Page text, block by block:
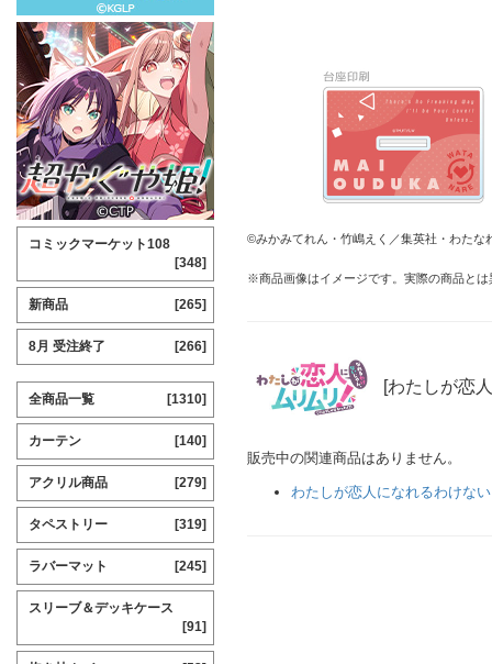
©みかみてれん・竹嶋えく／集英社・わたな
※商品画像はイメージです。実際の商品と
[わたしが恋
販売中の関連商品はありません。
わたしが恋人になれるわけな
コミックマーケット108
[348]
新商品 [265]
8月 受注終了 [266]
全商品一覧 [1310]
カーテン [140]
アクリル商品 [279]
タペストリー [319]
ラバーマット [245]
スリーブ＆デッキケース
[91]